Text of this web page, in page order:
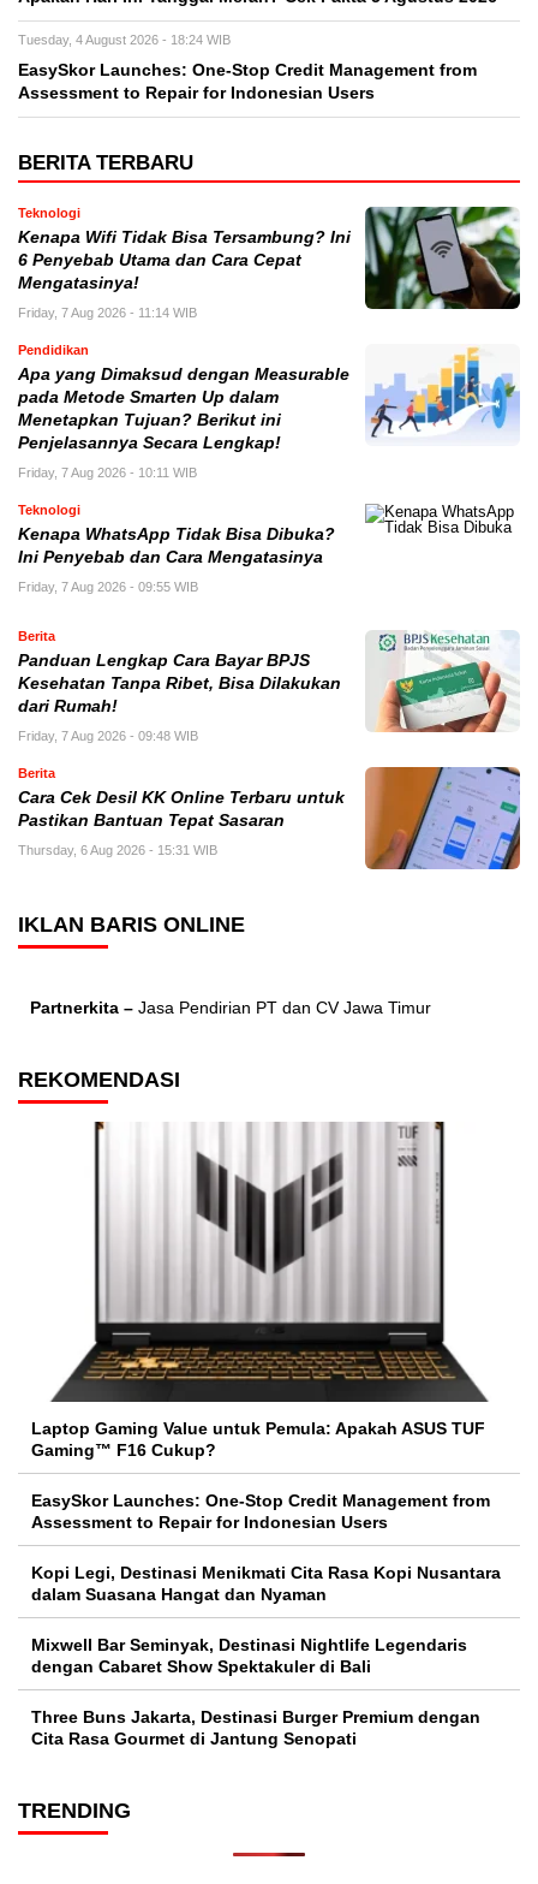
Tuesday, 4 August 2026 - 18:24 WIB
EasySkor Launches: One-Stop Credit Management from
Assessment to Repair for Indonesian Users
BERITA TERBARU
Teknologi
Kenapa Wifi Tidak Bisa Tersambung? Ini
6 Penyebab Utama dan Cara Cepat
Mengatasinya!
Friday, 7 Aug 2026 - 11:14 WIB
Pendidikan
Apa yang Dimaksud dengan Measurable
pada Metode Smarten Up dalam
Menetapkan Tujuan? Berikut ini
Penjelasannya Secara Lengkap!
Friday, 7 Aug 2026 - 10:11 WIB
Teknologi
Kenapa WhatsApp Tidak Bisa Dibuka?
Ini Penyebab dan Cara Mengatasinya
Friday, 7 Aug 2026 - 09:55 WIB
Berita
Panduan Lengkap Cara Bayar BPJS
Kesehatan Tanpa Ribet, Bisa Dilakukan
dari Rumah!
Friday, 7 Aug 2026 - 09:48 WIB
Berita
Cara Cek Desil KK Online Terbaru untuk
Pastikan Bantuan Tepat Sasaran
Thursday, 6 Aug 2026 - 15:31 WIB
IKLAN BARIS ONLINE
Partnerkita – Jasa Pendirian PT dan CV Jawa Timur
REKOMENDASI
Laptop Gaming Value untuk Pemula: Apakah ASUS TUF
Gaming™ F16 Cukup?
EasySkor Launches: One-Stop Credit Management from
Assessment to Repair for Indonesian Users
Kopi Legi, Destinasi Menikmati Cita Rasa Kopi Nusantara
dalam Suasana Hangat dan Nyaman
Mixwell Bar Seminyak, Destinasi Nightlife Legendaris
dengan Cabaret Show Spektakuler di Bali
Three Buns Jakarta, Destinasi Burger Premium dengan
Cita Rasa Gourmet di Jantung Senopati
TRENDING